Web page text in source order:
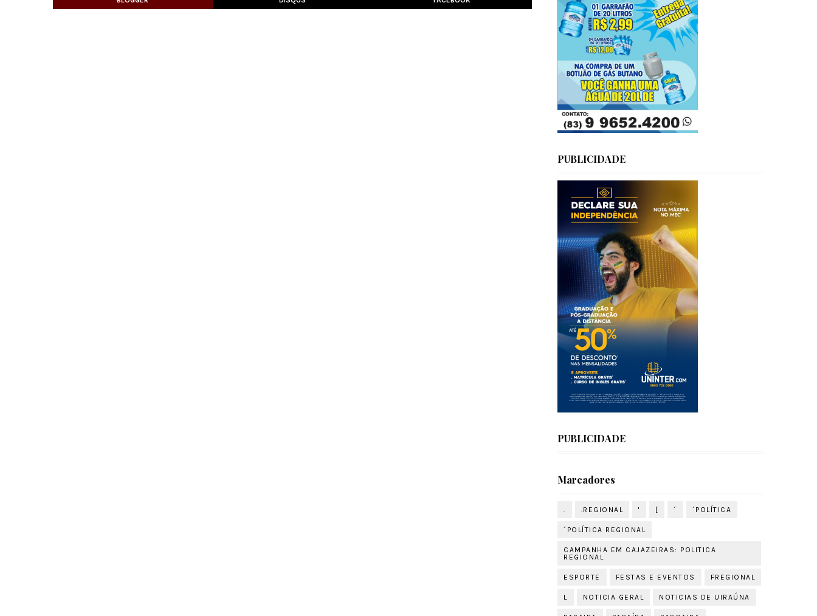
PUBLICIDADE
PUBLICIDADE
Marcadores
. .REGIONAL ' [ ´ ´POLÍTICA
´POLÍTICA REGIONAL
CAMPANHA EM CAJAZEIRAS: POLITICA
REGIONAL
ESPORTE FESTAS E EVENTOS FREGIONAL
L NOTICIA GERAL NOTICIAS DE UIRAÚNA